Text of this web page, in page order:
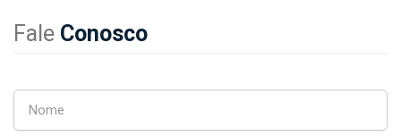
Fale Conosco